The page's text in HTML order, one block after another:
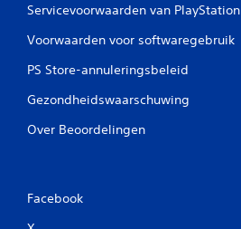
Servicevoorwaarden van PlayStation
Voorwaarden voor softwaregebruik
PS Store-annuleringsbeleid
Gezondheidswaarschuwing
Over Beoordelingen
Facebook